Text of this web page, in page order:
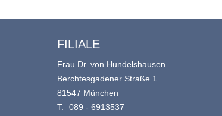
FILIALE
Frau Dr. von Hundelshausen
Berchtesgadener Straße 1
81547 München
T:
089 - 6913537